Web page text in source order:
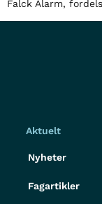
Falck Alarm,
Aktuelt
Nyheter
Fagartikler